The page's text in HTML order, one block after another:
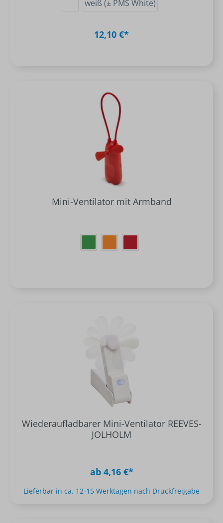
weiß (± PMS White)
12,10 €*
Mini-Ventilator mit Armband
Wiederaufladbarer Mini-Ventilator REEVES-
JOLHOLM
ab 4,16 €*
Lieferbar in ca. 12-15 Werktagen nach Druckfreigabe